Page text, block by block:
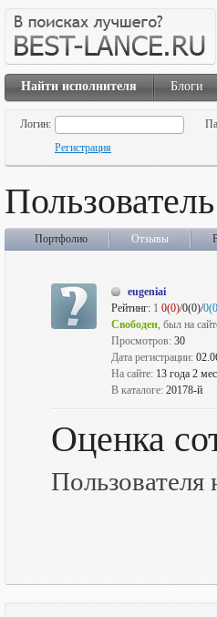
Найти исполнителя Блоги
Логин:
Регистрация
Портфолио Отзывы
eugeniai
Рейтинг: 1 0(0)/0(0)/
Свободен, был на
Просмотров: 30
Дата регистрации:
На сайте: 13 года 2
В каталоге: 20178-й
Оценка
Пользователя